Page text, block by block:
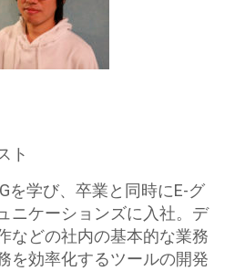
ト
を学び、卒業と同時にE-グ
ニケーションズに入社。デ
などの社内の基本的な業務
を効率化するツールの開発